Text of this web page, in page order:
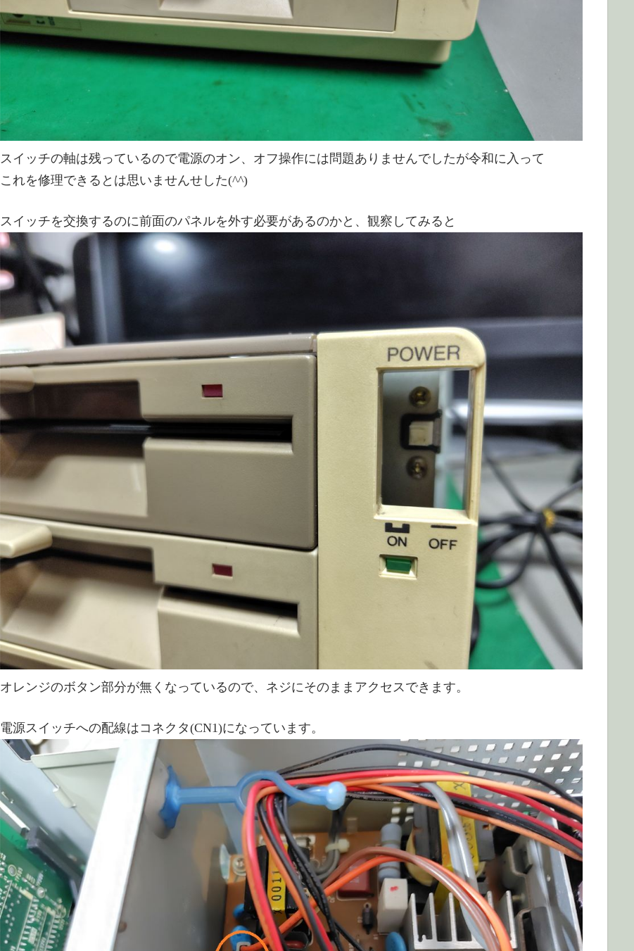
スイッチの軸は残っているので電源のオン、オフ操作には問題ありませんでしたが令和に入って
これを修理できるとは思いませんせした(^^)
スイッチを交換するのに前面のパネルを外す必要があるのかと、観察してみると
オレンジのボタン部分が無くなっているので、ネジにそのままアクセスできます。
電源スイッチへの配線はコネクタ(CN1)になっています。